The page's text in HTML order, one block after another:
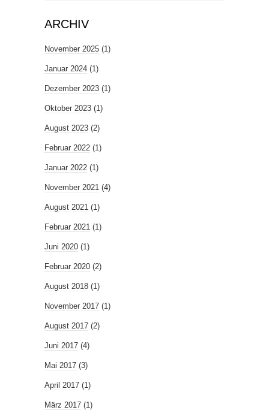
ARCHIV
November 2025 (1)
Januar 2024 (1)
Dezember 2023 (1)
Oktober 2023 (1)
August 2023 (2)
Februar 2022 (1)
Januar 2022 (1)
November 2021 (4)
August 2021 (1)
Februar 2021 (1)
Juni 2020 (1)
Februar 2020 (2)
August 2018 (1)
November 2017 (1)
August 2017 (2)
Juni 2017 (4)
Mai 2017 (3)
April 2017 (1)
März 2017 (1)